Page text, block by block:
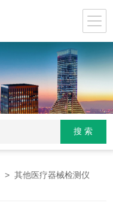
>其他医疗器械检测仪